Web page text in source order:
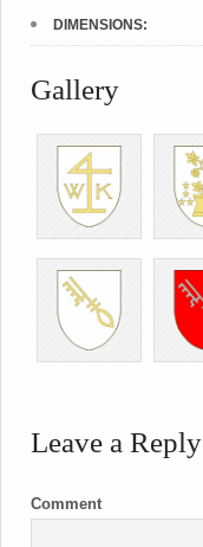
DIMENSIONS:
Gallery
Leave a Reply
Comment